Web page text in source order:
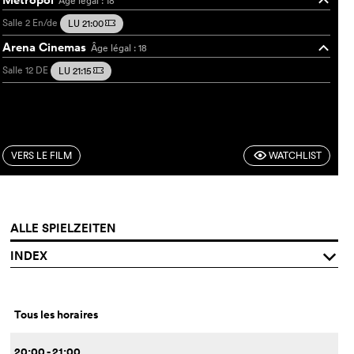
Salle 2 En/de LU 21:00m
Arena Cinemas Âge légal : 18
o
Salle 12 DE LU 21:15 m
VERS LE FILM FWATCHLIST
ALLE SPIELZEITEN
INDEX
q
Tous les horaires